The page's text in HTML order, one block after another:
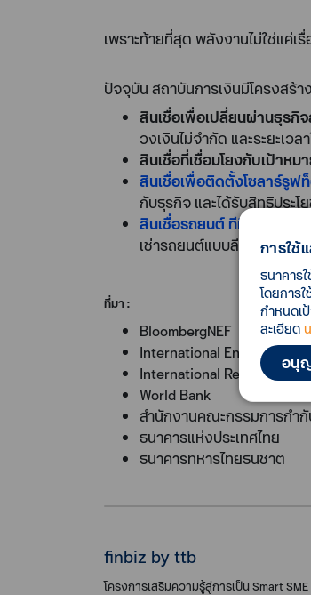
เพราะท้ายที่สุด พลังงานไม่ใช่แค่เ
ปัจจุบัน สถาบันการเงินมีโครงสร้
สินเชื่อเพื่อเปลี่ยนผ่านธุรกิ
วงเงินไม่จำกัด และระยะเว
สินเชื่อที่เชื่อมโยงกับเป้าห
สินเชื่อเพื่อติดตั้งโซลาร์รูฟ
กับธุรกิจ และได้รับสิทธิประโ
สินเชื่อรถยนต์ ทีทีบี สำหรับ
เช่ารถยนต์แบบลีสซิ่ง สามา
ที่มา :
BloombergNEF
International Energy
International Renewable
World Bank
สำนักงานคณะกรรมการกำ
ธนาคารแห่งประเทศไทย
ธนาคารทหารไทยธนชาต
finbiz by ttb
โครงการเสริมความรู้สู่การเป็น Smart
การใช้
ธนาคาร
โดยการ
กำหนดเ
ละเอียด
อนุ